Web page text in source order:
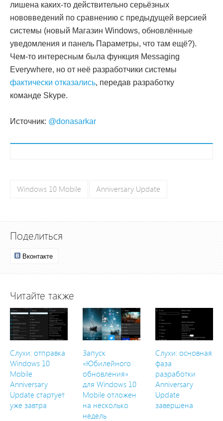
лишена каких-то действительно серьёзных
нововведений по сравнению с предыдущей версией
системы (новый Магазин Windows, обновлённые
уведомления и панель Параметры, что там ещё?).
Чем-то интересным была функция Messaging
Everywhere, но от неё разработчики системы
фактически отказались, передав разработку
команде Skype.
Источник: @donasarkar
Windows 10 Mobile Anniversary Update
Поделиться
Вконтакте
Читайте также
Слухи: отправка
Windows 10
Mobile
Anniversary
Update стартует
уже завтра
Запуск
«Юбилейного
обновления»
для Windows 10
Mobile отложен
на несколько
недель
Слухи: основная
фаза
разработки
Anniversary
Update
завершена